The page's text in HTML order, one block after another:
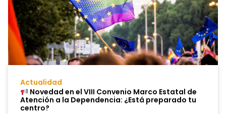
Actualidad
Novedad en el VIII Convenio Marco Estatal de
Atención a la Dependencia: ¿Está preparado tu
centro?